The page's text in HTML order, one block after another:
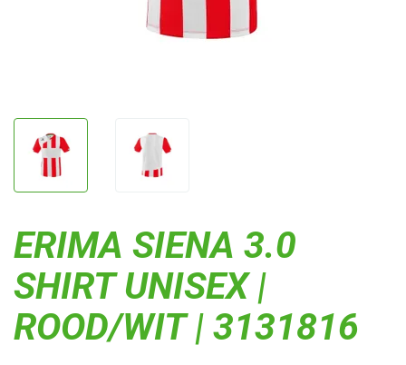
ERIMA SIENA 3.0
SHIRT UNISEX |
ROOD/WIT | 3131816